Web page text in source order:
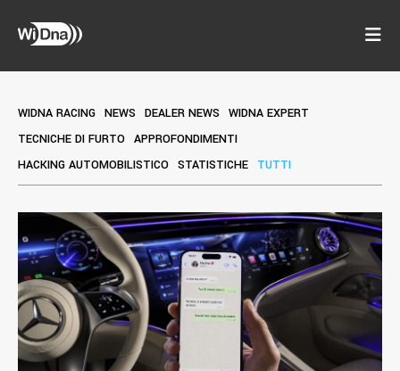
WIDNA RACING NEWS DEALER NEWS
WIDNA EXPERT
TECNICHE DI FURTO APPROFONDIMENTI
HACKING AUTOMOBILISTICO STATISTICHE TUTTI